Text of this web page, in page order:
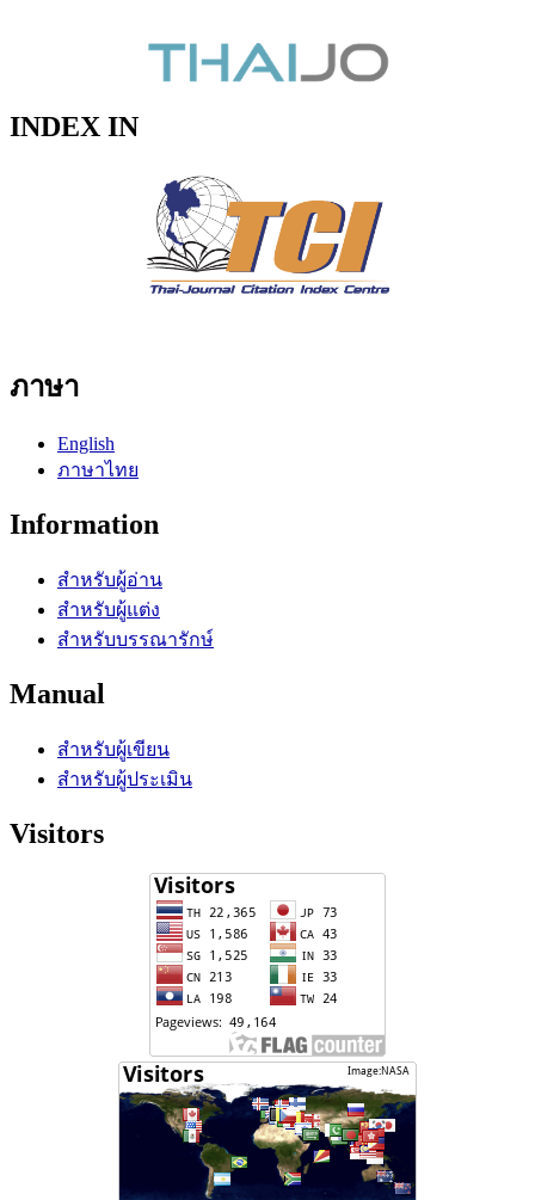
INDEX IN
ภาษา
English
ภาษาไทย
Information
สำหรับผู้อ่าน
สำหรับผู้แต่ง
สำหรับบรรณารักษ์
Manual
สำหรับผู้เขียน
สำหรับผู้ประเมิน
Visitors